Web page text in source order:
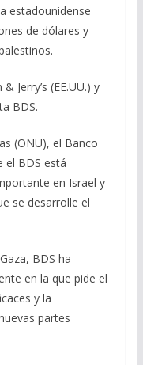
estadounidense
de dólares y
Jerry’s (EE.UU.) y
BDS.
(ONU), el Banco
el BDS está
en Israel y
se desarrolle el
BDS ha
en la que pide el
y la
partes